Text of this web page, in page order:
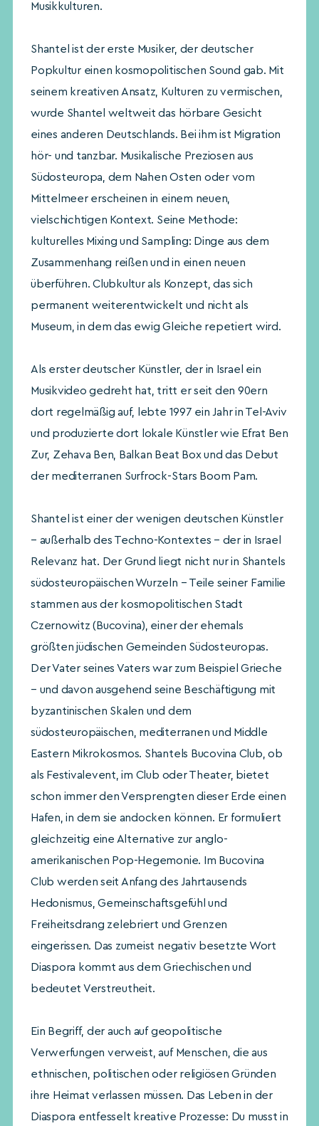
Musikkulturen.
Shantel ist der erste Musiker, der deutscher
Popkultur einen kosmopolitischen Sound gab. Mit
seinem kreativen Ansatz, Kulturen zu vermischen,
wurde Shantel weltweit das hörbare Gesicht
eines anderen Deutschlands. Bei ihm ist Migration
hör- und tanzbar. Musikalische Preziosen aus
Südosteuropa, dem Nahen Osten oder vom
Mittelmeer erscheinen in einem neuen,
vielschichtigen Kontext. Seine Methode:
kulturelles Mixing und Sampling: Dinge aus dem
Zusammenhang reißen und in einen neuen
überführen. Clubkultur als Konzept, das sich
permanent weiterentwickelt und nicht als
Museum, in dem das ewig Gleiche repetiert wird.
Als erster deutscher Künstler, der in Israel ein
Musikvideo gedreht hat, tritt er seit den 90ern
dort regelmäßig auf, lebte 1997 ein Jahr in Tel-Aviv
und produzierte dort lokale Künstler wie Efrat Ben
Zur, Zehava Ben, Balkan Beat Box und das Debut
der mediterranen Surfrock-Stars Boom Pam.
Shantel ist einer der wenigen deutschen Künstler
– außerhalb des Techno-Kontextes – der in Israel
Relevanz hat. Der Grund liegt nicht nur in Shantels
südosteuropäischen Wurzeln – Teile seiner Familie
stammen aus der kosmopolitischen Stadt
Czernowitz (Bucovina), einer der ehemals
größten jüdischen Gemeinden Südosteuropas.
Der Vater seines Vaters war zum Beispiel Grieche
– und davon ausgehend seine Beschäftigung mit
byzantinischen Skalen und dem
südosteuropäischen, mediterranen und Middle
Eastern Mikrokosmos. Shantels Bucovina Club, ob
als Festivalevent, im Club oder Theater, bietet
schon immer den Versprengten dieser Erde einen
Hafen, in dem sie andocken können. Er formuliert
gleichzeitig eine Alternative zur anglo-
amerikanischen Pop-Hegemonie. Im Bucovina
Club werden seit Anfang des Jahrtausends
Hedonismus, Gemeinschaftsgefühl und
Freiheitsdrang zelebriert und Grenzen
eingerissen. Das zumeist negativ besetzte Wort
Diaspora kommt aus dem Griechischen und
bedeutet Verstreutheit.
Ein Begriff, der auch auf geopolitische
Verwerfungen verweist, auf Menschen, die aus
ethnischen, politischen oder religiösen Gründen
ihre Heimat verlassen müssen. Das Leben in der
Diaspora entfesselt kreative Prozesse: Du musst in